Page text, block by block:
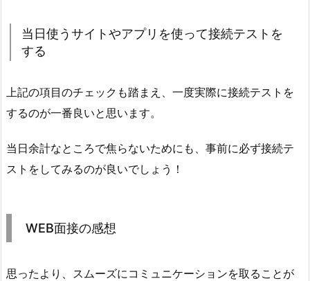
当日使うサイトやアプリを使って接続テストを
する
上記の項目のチェックも踏まえ、一度実際に接続テストを
するのが一番良いと思います。
当日余計なところで焦らないためにも、事前に必ず接続テ
ストをしてみるのが良いでしょう！
WEB面接の感想
思ったより、スムーズにコミュニケーションを取ることが